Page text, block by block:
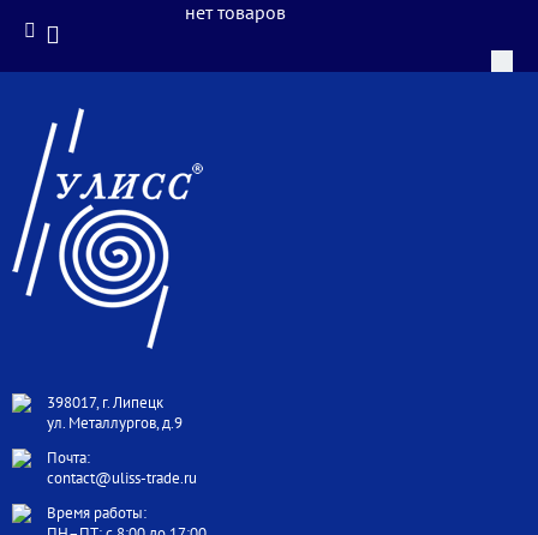
398017, г. Липецк
ул. Металлургов, д.9
Почта:
contact@uliss-trade.ru
Время работы:
нет товаров